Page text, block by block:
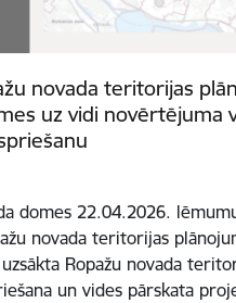
novada teritorijas
uz vidi novērtējuma
domes 22.04.2026.
novada teritorijas
Ropažu novada
un vides pārskata